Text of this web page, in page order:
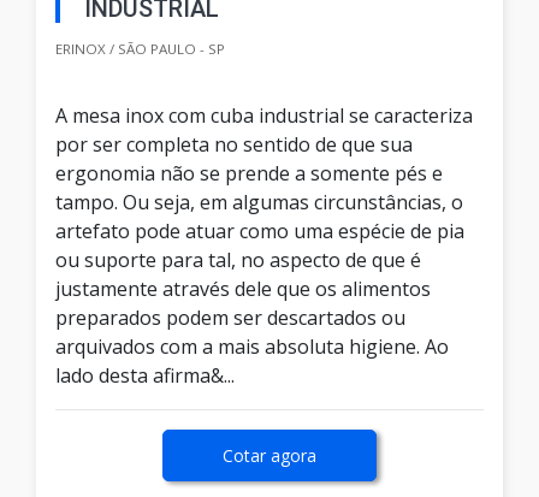
INDUSTRIAL
ERINOX / SÃO PAULO - SP
A mesa inox com cuba industrial se caracteriza
por ser completa no sentido de que sua
ergonomia não se prende a somente pés e
tampo. Ou seja, em algumas circunstâncias, o
artefato pode atuar como uma espécie de pia
ou suporte para tal, no aspecto de que é
justamente através dele que os alimentos
preparados podem ser descartados ou
arquivados com a mais absoluta higiene. Ao
lado desta afirma&...
Cotar agora